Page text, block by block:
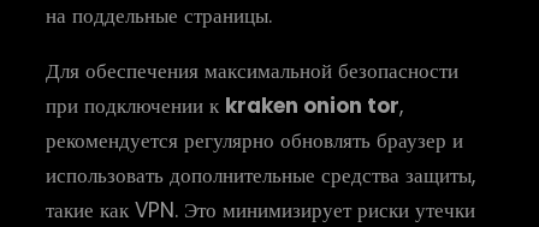
на поддельные страницы.
Для обеспечения максимальной безопасности
при подключении к kraken onion tor,
рекомендуется регулярно обновлять браузер и
использовать дополнительные средства защиты,
такие как VPN. Это минимизирует риски утечки